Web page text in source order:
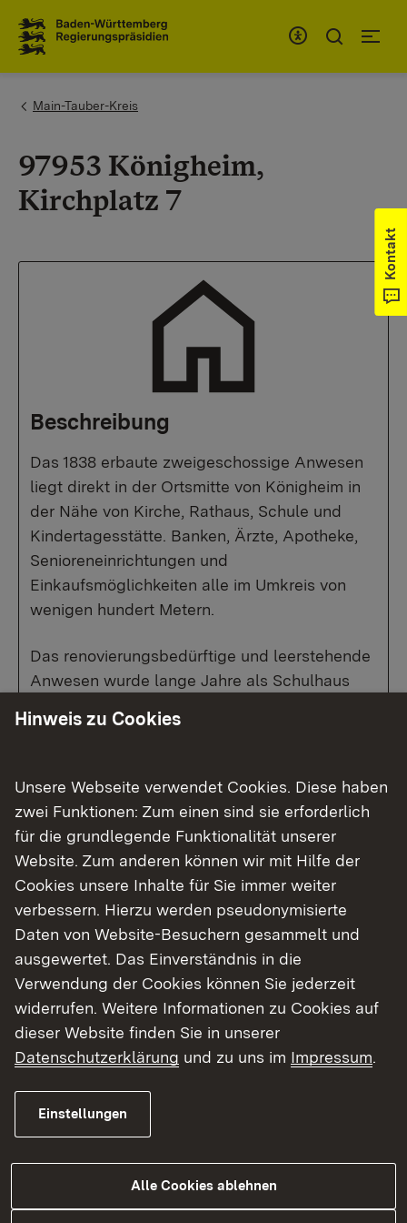
You are here:
Main-Tauber-Kreis
97953 Königheim,
Kirchplatz 7
Beschreibung
Das 1838 erbaute zweigeschossige Anwesen
liegt direkt in der Ortsmitte von Königheim in
der Nähe von Kirche, Rathaus, Schule und
Kindertagesstätte. Banken, Ärzte, Apotheke,
Senioreneinrichtungen und
Einkaufsmöglichkeiten alle im Umkreis von
wenigen hundert Metern.
Das renovierungsbedürftige und leerstehende
Anwesen wurde lange Jahre als Schulhaus
Show larger version for: Show larger version for:
Show larger version for: Show larger version for:
Das Objekt
Objektdaten
Kontakt
Hinweis zu Cookies
Unsere Webseite verwendet Cookies. Diese haben
zwei Funktionen: Zum einen sind sie erforderlich
für die grundlegende Funktionalität unserer
Website. Zum anderen können wir mit Hilfe der
Cookies unsere Inhalte für Sie immer weiter
verbessern. Hierzu werden pseudonymisierte
Daten von Website-Besuchern gesammelt und
ausgewertet. Das Einverständnis in die
Verwendung der Cookies können Sie jederzeit
widerrufen. Weitere Informationen zu Cookies auf
dieser Website finden Sie in unserer
Datenschutzerklärung und zu uns im Impressum.
Einstellungen
Alle Cookies ablehnen